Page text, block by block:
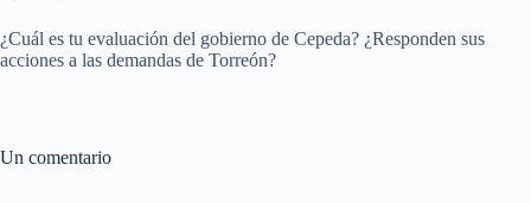
¿Cuál es tu evaluación del gobierno de Cepeda? ¿Responden sus
acciones a las demandas de Torreón?
Un comentario